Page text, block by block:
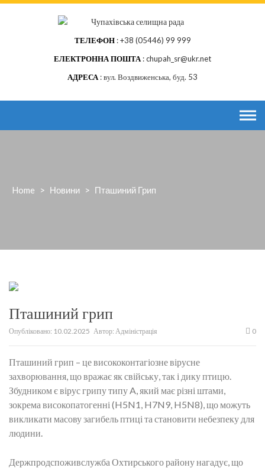
Skip
ТЕЛЕФОН +38 (05446) 99 999
ЕЛЕКТРОННА ПОШТА chupah_sr@ukr.net
АДРЕСА вул. Воздвиженська, буд. 53
Home > Новини > Пташиний Грип
Пташиний грип
Опубліковано: 10.02.2025 Автор: Адміністрація 0
Пташиний грип – це висококонтагіозне вірусне
захворювання, що вражає як свійську, так і дику птицю.
Збудником є вірус грипу типу A, який має різні штами,
зокрема високопатогенні (H5N1, H7N9, H5N8), що можуть
викликати масову загибель птиці та становити небезпеку для
людини.
Держпродспоживслужба Охтирського району нагадує, що